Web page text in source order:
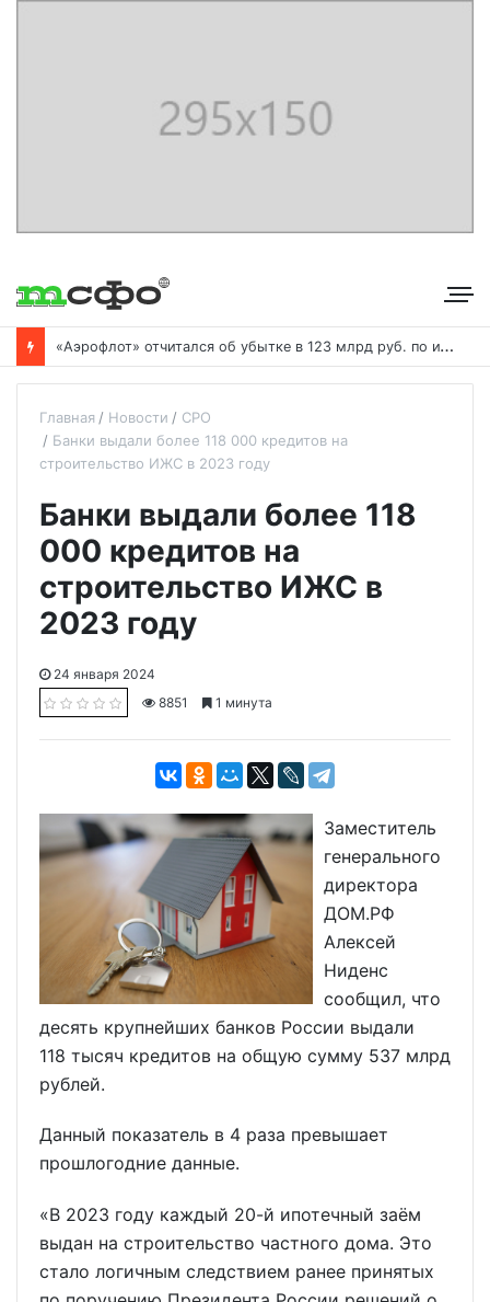
«
Аэрофлот» отчитался об убытке в 123 млрд руб. по итогам года пандемии
Главная Новости
СРО
Банки выдали более 118 000 кредитов на
строительство ИЖС в 2023 году
Банки выдали более 118
000 кредитов на
строительство ИЖС в
2023 году
24 января 2024
8851
1 минута
Заместитель
генерального
директора
ДОМ.РФ
Алексей
Ниденс
сообщил, что
десять крупнейших банков России выдали
118 тысяч кредитов на общую сумму 537 млрд
рублей.
Данный показатель в 4 раза превышает
прошлогодние данные.
«В 2023 году каждый 20-й ипотечный заём
выдан на строительство частного дома. Это
стало логичным следствием ранее принятых